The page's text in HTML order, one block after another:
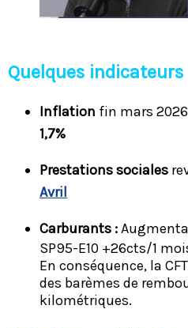
Quelques indicateurs
Inflation fin mars
1,7%
Prestations sociales
Avril
Carburants :
SP95-E10 +26cts/1
En conséquence, la
des barèmes de
kilométriques.